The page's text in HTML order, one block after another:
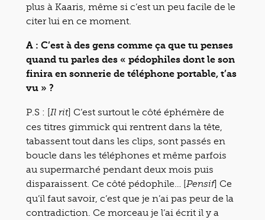
plus à Kaaris, même si c’est un peu facile de le
citer lui en ce moment.
A : C’est à des gens comme ça que tu penses
quand tu parles des « pédophiles dont le son
finira en sonnerie de téléphone portable, t’as
vu » ?
P.S : [Il rit] C’est surtout le côté éphémère de
ces titres gimmick qui rentrent dans la tête,
tabassent tout dans les clips, sont passés en
boucle dans les téléphones et même parfois
au supermarché pendant deux mois puis
disparaissent. Ce côté pédophile… [Pensif] Ce
qu’il faut savoir, c’est que je n’ai pas peur de la
contradiction. Ce morceau je l’ai écrit il y a